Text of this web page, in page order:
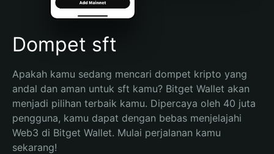
Español (Argentina)
Dompet sft
Apakah kamu sedang mencari dompet kripto yang
andal dan aman untuk sft kamu? Bitget Wallet akan
menjadi pilihan terbaik kamu. Dipercaya oleh 40 juta
pengguna, kamu dapat dengan bebas menjelajahi
Web3 di Bitget Wallet. Mulai perjalanan kamu
sekarang!